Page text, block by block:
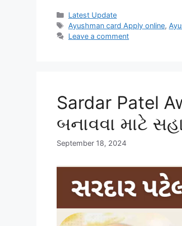
Categories
Latest Update
Tags
Ayushman card Apply online,
Leave a comment
Sardar Patel
બનાવવા માટે
September 18, 2024